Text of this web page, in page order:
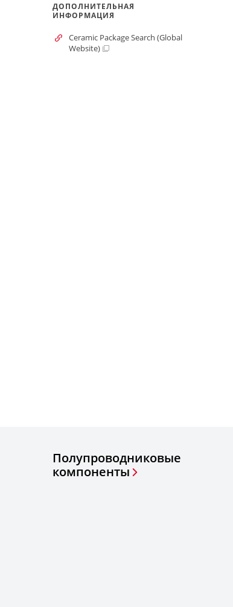
ДОПОЛНИТЕЛЬНАЯ
ИНФОРМАЦИЯ
Ceramic Package Search (Global
Website)
Полупроводниковые
компоненты